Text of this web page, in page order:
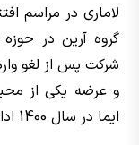
لاماری در مراسم
و عرضه یکی از
ایما در سال 1400 ادامه داد.